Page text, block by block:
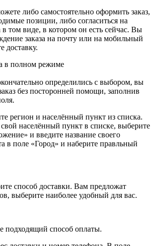
либо самостоятельно оформить заказ,
позиции, либо согласиться на
в том виде, в котором он есть сейчас. Вы
заказа на почту или на мобильный
доставку.
в полном режиме
определились с выбором, вы
без посторонней помощи, заполнив
регион и населённый пункт из списка.
населённый пункт в списке, выберите
и введите название своего
в поле «Город» и наберите правльный
способ доставки. Вам предложат
выберите наиболее удобный для вас.
подходящий способ оплаты.